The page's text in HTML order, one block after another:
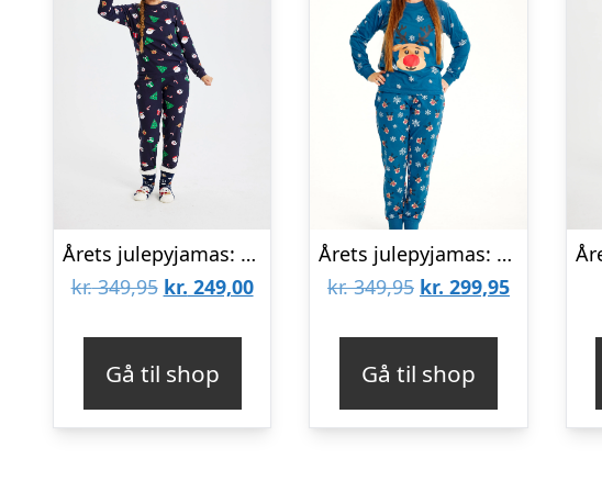
Årets julepyjamas: Christmas Cute Pyjamas – dame / kvinder.
kr.349,95 Den
var:
kr. 349,95.
kr. 249,00Den
kr. 249,00.
Gå til shop
Årets julepyjamas: Rudolfs Pyjamas Blå – dame / kvinder.
kr.349,95 Den
var:
kr. 349,95.
kr. 299,95Den
kr. 299,95.
Gå til shop